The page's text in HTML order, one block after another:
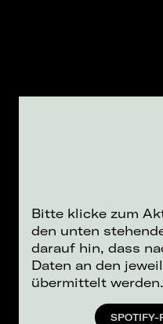
Bitte klicke zum
den unten
darauf hin, dass
Daten an den
übermittelt werden.
SPOTIFY-